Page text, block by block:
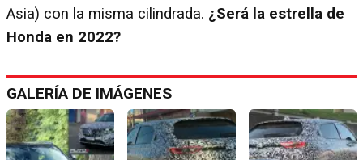
Asia) con la misma cilindrada. ¿Será la estrella de
Honda en 2022?
GALERÍA DE IMÁGENES